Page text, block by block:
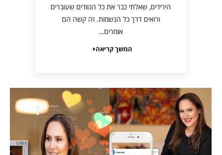
הירידים, שאלתי כבר את כל הנוודים שעוברים
ורואים דרך כל הנשמות. זה קשה הם
אומרים…
המשך קריאה